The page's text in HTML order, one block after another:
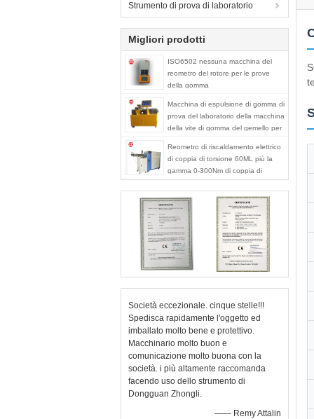
Strumento di prova di laboratorio
Migliori prodotti
ISO6502 nessuna macchina del
reometro del rotore per le prove
della gomma
Macchina di espulsione di gomma di
prova del laboratorio della macchina
della vite di gomma del gemello per
Reometro di riscaldamento elettrico
di coppia di torsione 60ML più la
gamma 0-300Nm di coppia di
torsione del miscelatore
Società eccezionale. cinque stelle!!!
Spedisca rapidamente l'oggetto ed
imballato molto bene e protettivo.
Macchinario molto buon e
comunicazione molto buona con la
società. i più altamente raccomanda
facendo uso dello strumento di
Dongguan Zhongli.
—— Remy Attalin